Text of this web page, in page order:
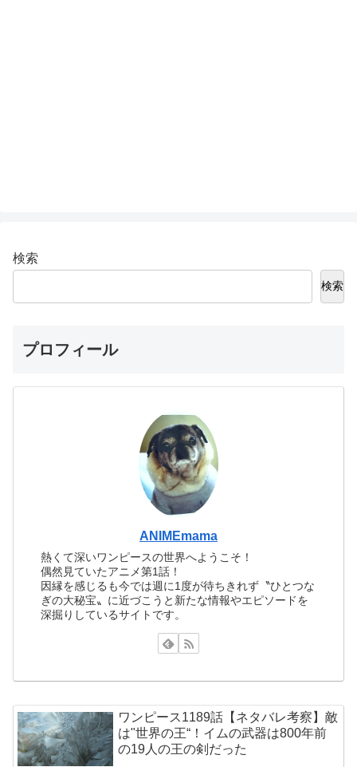
検索
検索
プロフィール
ANIMEmama
熱くて深いワンピースの世界へようこそ！
偶然見ていたアニメ第1話！
因縁を感じるも今では週に1度が待ちきれず〝ひとつな
ぎの大秘宝〟に近づこうと新たな情報やエピソードを
深掘りしているサイトです。
ワンピース1189話【ネタバレ考察】敵
は"世界の王“！イムの武器は800年前
の19人の王の剣だった